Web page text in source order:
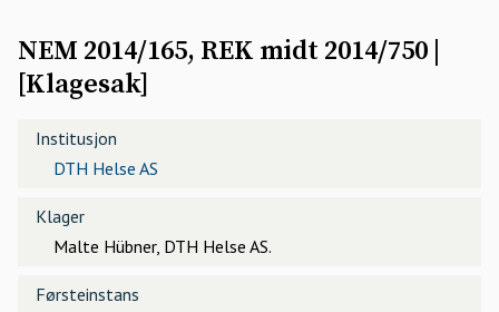
NEM 2014/165, REK midt 2014/750
[Klagesak]
Institusjon
DTH Helse AS
Klager
Malte Hübner, DTH Helse AS.
Førsteinstans